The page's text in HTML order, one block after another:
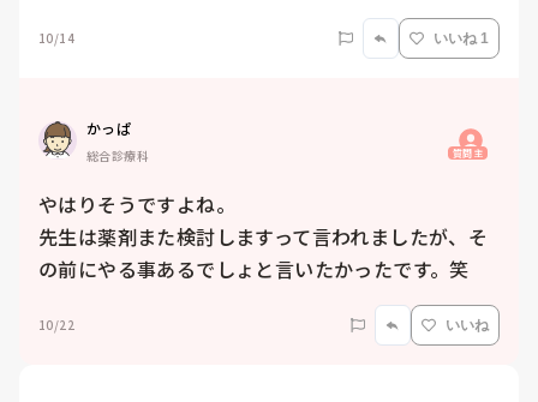
10/14 いいね 1
かっぱ
総合診療科 質問主
やはりそうですよね。
先生は薬剤また検討しますって言われましたが、そ
の前にやる事あるでしょと言いたかったです。笑
10/22 いいね